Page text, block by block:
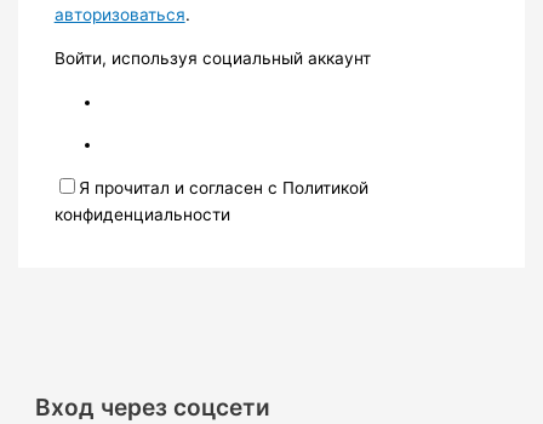
авторизоваться.
Войти, используя социальный аккаунт
Я прочитал и согласен с Политикой
конфиденциальности
Вход через соцсети